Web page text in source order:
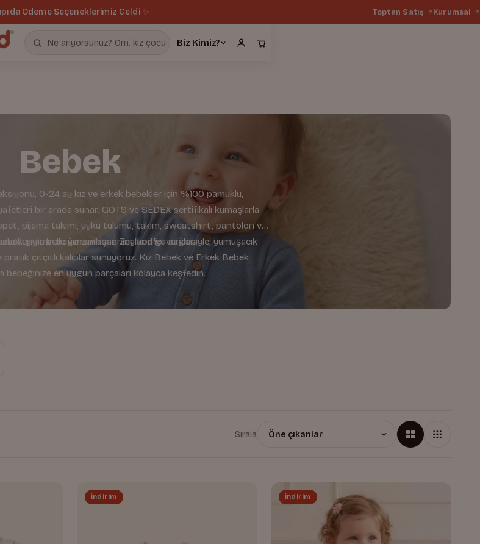
Ödeme Seçeneklerimiz Geldi ✨ Toptan Satış Kurumsal
Biz Kimiz?
Bebek
0-24 ay kız ve erkek bebekler için %100 pamuklu,
bir arada sunar. GOTS ve SEDEX sertifikalı kumaşlarla
pijama takımı, uyku tulumu, takım, sweatshirt, pantolon ve
bebeğinizin her anına konfor sağlar.
giyiminde uzmanlaşan Zeyland güvencesiyle; yumuşacık
çıtçıtlı kalıplar sunuyoruz. Kız Bebek ve Erkek Bebek
bebeğinize en uygun parçaları kolayca keşfedin.
Sırala
İndirim İndirim